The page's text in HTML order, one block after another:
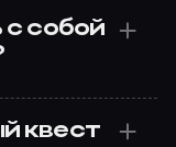
собой
квест